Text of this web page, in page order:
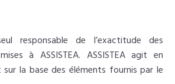
responsable de l’exactitude des
à ASSISTEA. ASSISTEA agit en
la base des éléments fournis par le